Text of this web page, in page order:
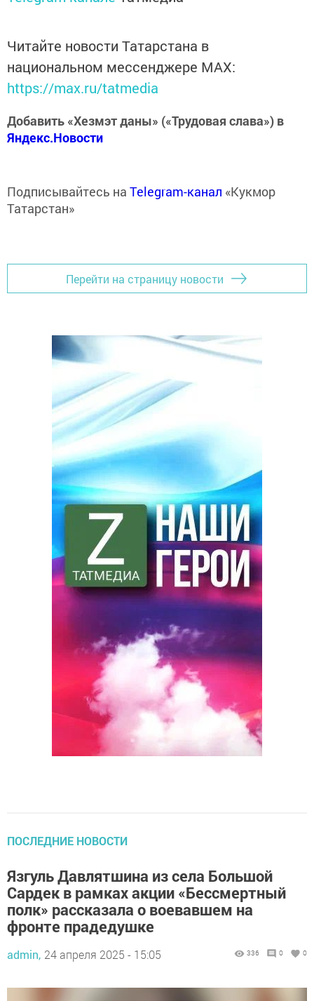
Читайте новости Татарстана в
национальном мессенджере MАХ:
https://max.ru/tatmedia
Добавить «Хезмэт даны» («Трудовая слава») в
Яндекс.Новости
Подписывайтесь на Telegram-канал «Кукмор
Татарстан»
Перейти на страницу новости
ПОСЛЕДНИЕ НОВОСТИ
Язгуль Давлятшина из села Большой
Сардек в рамках акции «Бессмертный
полк» рассказала о воевавшем на
фронте прадедушке
admin, 24 апреля 2025 - 15:05 336 0 0